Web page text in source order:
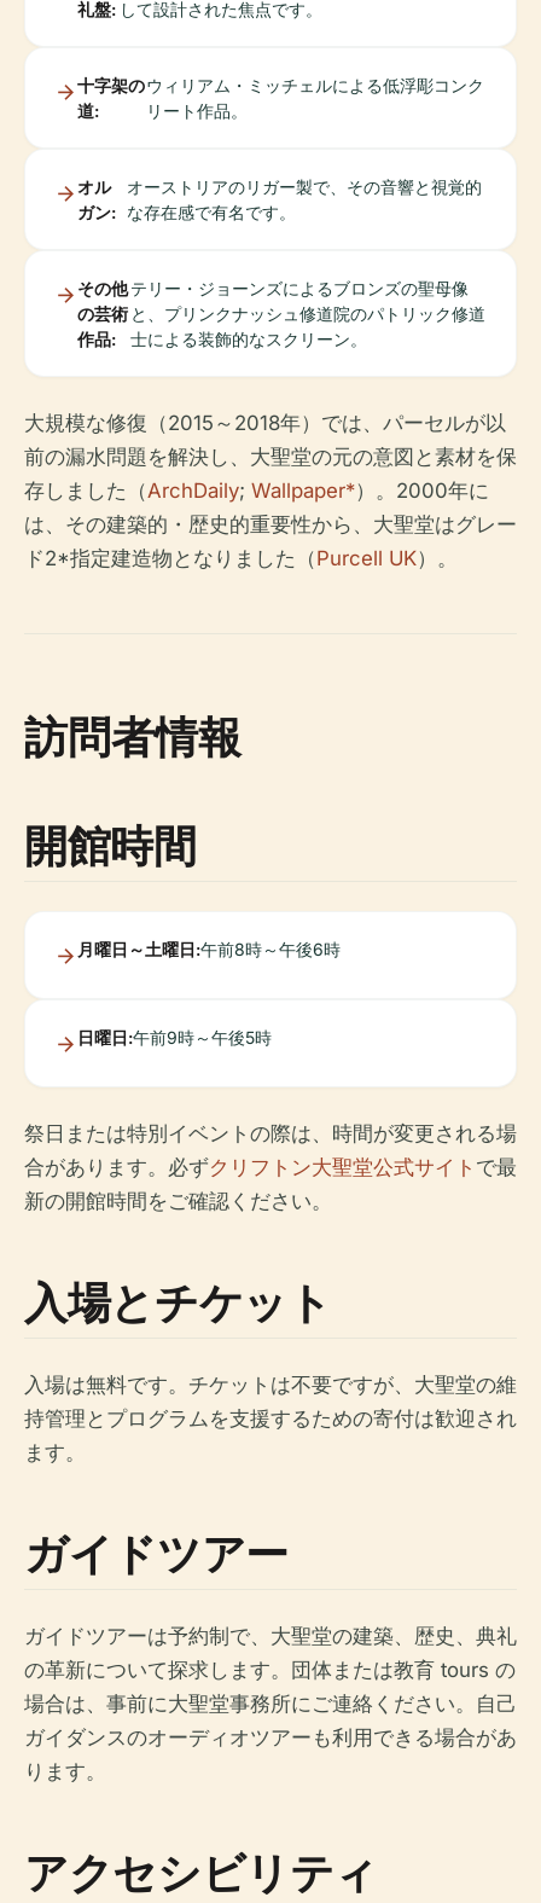
礼盤: して設計された焦点です。
十字架の
道:
ウィリアム・ミッチェルによる低浮彫コンク
リート作品。
オル
ガン:
オーストリアのリガー製で、その音響と視覚的
な存在感で有名です。
その他
の芸術
作品:
テリー・ジョーンズによるブロンズの聖母像
と、プリンクナッシュ修道院のパトリック修道
士による装飾的なスクリーン。
大規模な修復（2015～2018年）では、パーセルが以
前の漏水問題を解決し、大聖堂の元の意図と素材を保
存しました（ArchDaily; Wallpaper*）。2000年に
は、その建築的・歴史的重要性から、大聖堂はグレー
ド2*指定建造物となりました（Purcell UK）。
訪問者情報
開館時間
月曜日～土曜日:午前8時～午後6時
日曜日:午前9時～午後5時
祭日または特別イベントの際は、時間が変更される場
合があります。必ずクリフトン大聖堂公式サイト で最
新の開館時間をご確認ください。
入場とチケット
入場は無料です。チケットは不要ですが、大聖堂の維
持管理とプログラムを支援するための寄付は歓迎され
ます。
ガイドツアー
ガイドツアーは予約制で、大聖堂の建築、歴史、典礼
の革新について探求します。団体または教育 tours の
場合は、事前に大聖堂事務所にご連絡ください。自己
ガイダンスのオーディオツアーも利用できる場合があ
ります。
アクセシビリティ